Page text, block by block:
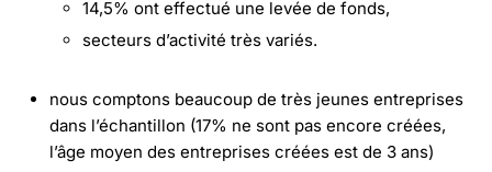
14,5% ont effectué une levée de fonds,
secteurs d’activité très variés.
nous comptons beaucoup de très jeunes entreprises
dans l’échantillon (17% ne sont pas encore créées,
l’âge moyen des entreprises créées est de 3 ans)